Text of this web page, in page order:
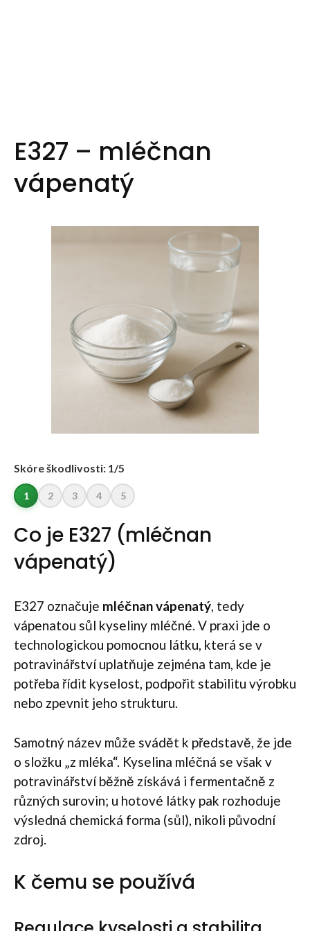
E327 – mléčnan
vápenatý
Skóre škodlivosti: 1/5
1 2 3 4 5
Co je E327 (mléčnan
vápenatý)
E327 označuje mléčnan vápenatý, tedy
vápenatou sůl kyseliny mléčné. V praxi jde o
technologickou pomocnou látku, která se v
potravinářství uplatňuje zejména tam, kde je
potřeba řídit kyselost, podpořit stabilitu výrobku
nebo zpevnit jeho strukturu.
Samotný název může svádět k představě, že jde
o složku „z mléka“. Kyselina mléčná se však v
potravinářství běžně získává i fermentačně z
různých surovin; u hotové látky pak rozhoduje
výsledná chemická forma (sůl), nikoli původní
zdroj.
K čemu se používá